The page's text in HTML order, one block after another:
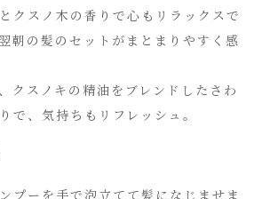
クスノ木の香りで心もリラックスで
朝の髪のセットがまとまりやすく感
クスノキの精油をブレンドしたさわ
で、気持ちもリフレッシュ。
プーを手で泡立てて髪になじませま